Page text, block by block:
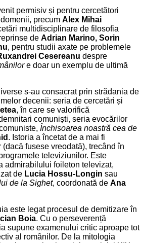
permisiv și pentru cercetători
precum Alex Mihai
multidisciplinare de filosofia
de Adrian Marino, Sorin
, pentru studii axate pe problemele
Cesereanu despre
e doar un exemplu de ultimă
s-au consacrat prin strădania de
decenii: seria de cercetări și
, în care se valorifică
comuniști, seria evocărilor
Închisoarea noastră cea de
. Istoria a încetat de a mai fi
fusese vreodată), trecând în
televiziunilor. Este
admirabilului foileton televizat,
de Lucia Hossu-Longin sau
de la Sighet, coordonată de Ana
este legat procesul de demitizare în
Boia. Cu o perseverență
supune examenului critic aproape tot
al românilor. De la mitologia